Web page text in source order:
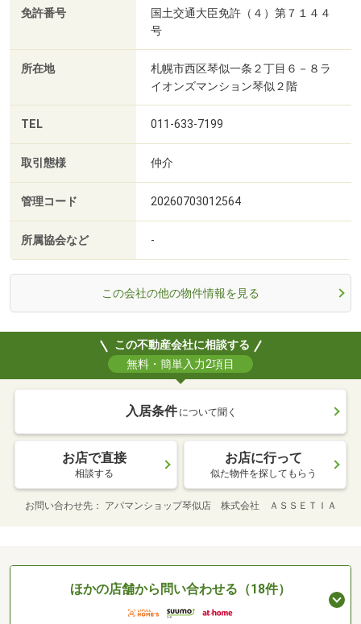
免許番号
国土交通大臣免許（４）第７１４４
号
所在地
札幌市西区琴似一条２丁目６－８ラ
イオンズマンション琴似２階
TEL 011-633-7199
取引態様 仲介
管理コード 20260703012564
所属協会など -
この会社の他の物件情報を見る
この不動産会社に相談する
無料・簡単入力2項目
入居条件 について聞く
お店で直接
相談する
お店に行って
似た物件を探してもらう
お問い合わせ先 アパマンショップ琴似店 株式会社 ＡＳＳＥＴＩＡ
ほかの店舗から問い合わせる（18件）